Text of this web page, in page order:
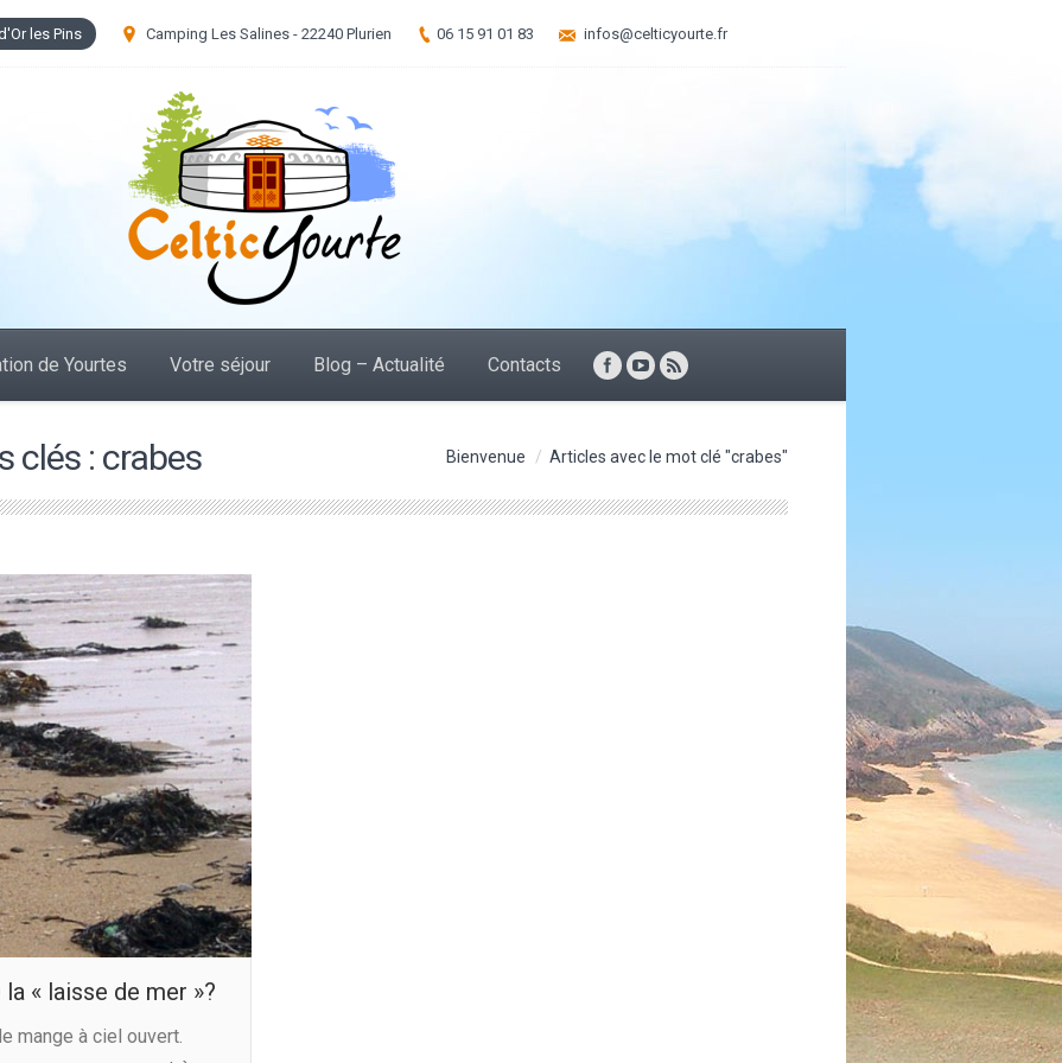
les Pins Camping Les Salines - 22240 Plurien 06 15 91 01 83 infos@celticyourte.fr
de Yourtes Votre séjour Blog – Actualité Contacts
clés : crabes Vous êtes ici :Bienvenue Articles avec le mot clé "crabes"
« laisse de mer »?
mange à ciel ouvert.